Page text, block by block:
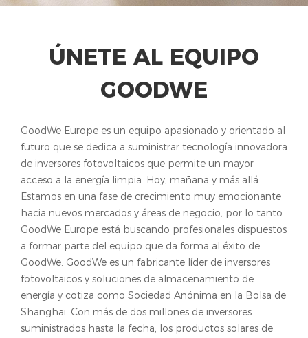
ÚNETE AL EQUIPO
GOODWE
GoodWe Europe es un equipo apasionado y orientado al
futuro que se dedica a suministrar tecnología innovadora
de inversores fotovoltaicos que permite un mayor
acceso a la energía limpia. Hoy, mañana y más allá.
Estamos en una fase de crecimiento muy emocionante
hacia nuevos mercados y áreas de negocio, por lo tanto
GoodWe Europe está buscando profesionales dispuestos
a formar parte del equipo que da forma al éxito de
GoodWe. GoodWe es un fabricante líder de inversores
fotovoltaicos y soluciones de almacenamiento de
energía y cotiza como Sociedad Anónima en la Bolsa de
Shanghai. Con más de dos millones de inversores
suministrados hasta la fecha, los productos solares de